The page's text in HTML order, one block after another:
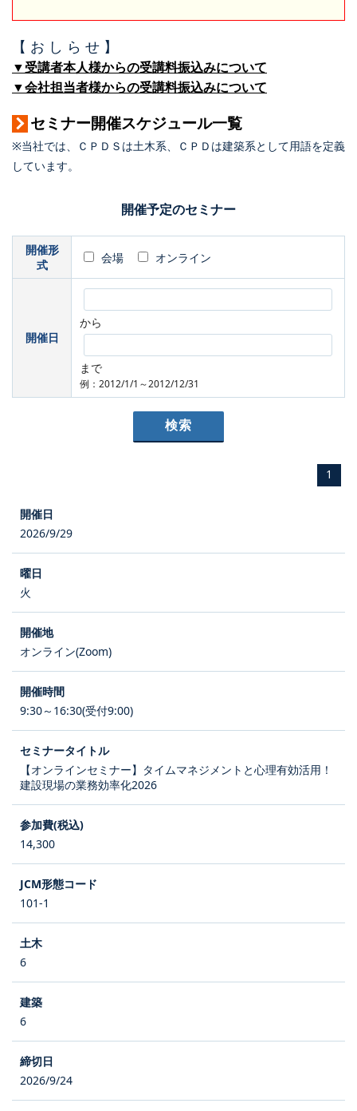
【 お し ら せ 】
▼受講者本人様からの受講料振込みについて
▼会社担当者様からの受講料振込みについて
セミナー開催スケジュール一覧
※当社では、ＣＰＤＳは土木系、ＣＰＤは建築系として用語を定義
しています。
開催予定のセミナー
開催形
式
会場 オンライン
開催日
から
まで
例：2012/1/1～2012/12/31
1
2026/9/29
火
オンライン(Zoom)
9:30～16:30(受付9:00)
【オンラインセミナー】タイムマネジメントと心理有効活用！
建設現場の業務効率化2026
14,300
101-1
6
6
2026/9/24